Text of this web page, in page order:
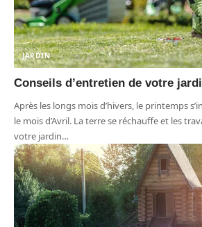
JARDIN
Conseils d’entretien de votre
Après les longs mois d’hivers, le printemps
le mois d’Avril. La terre se réchauffe et les
votre jardin…